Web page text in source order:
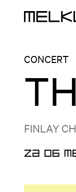
CONCERT
FINLAY
ZA 06